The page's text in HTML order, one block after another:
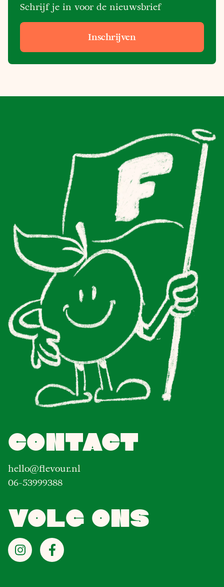
Schrijf je in voor de nieuwsbrief
Inschrijven
Contact
hello@flevour.nl
06-53999388
Volg ons